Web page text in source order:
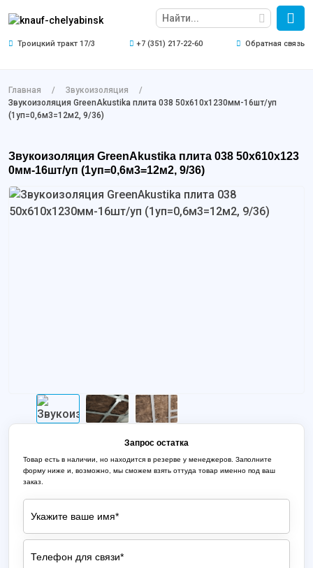
Троицкий тракт 17/3 +7 (351) 217-22-60 Обратная связь
Главная
Звукоизоляция
Звукоизоляция GreenAkustika плита 038 50х610х1230мм-16шт/уп
(1уп=0,6м3=12м2, 9/36)
Звукоизоляция GreenAkustika плита 038 50х610х123
0мм-16шт/уп (1уп=0,6м3=12м2, 9/36)
Запрос остатка
Товар есть в наличии, но находится в резерве у менеджеров. Заполните
форму ниже и, возможно, мы сможем взять оттуда товар именно под ваш
заказ.